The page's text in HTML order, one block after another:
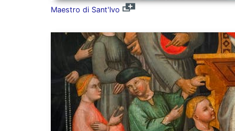
Maestro di Sant'Ivo